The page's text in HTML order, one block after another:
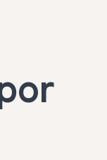
Preferido por